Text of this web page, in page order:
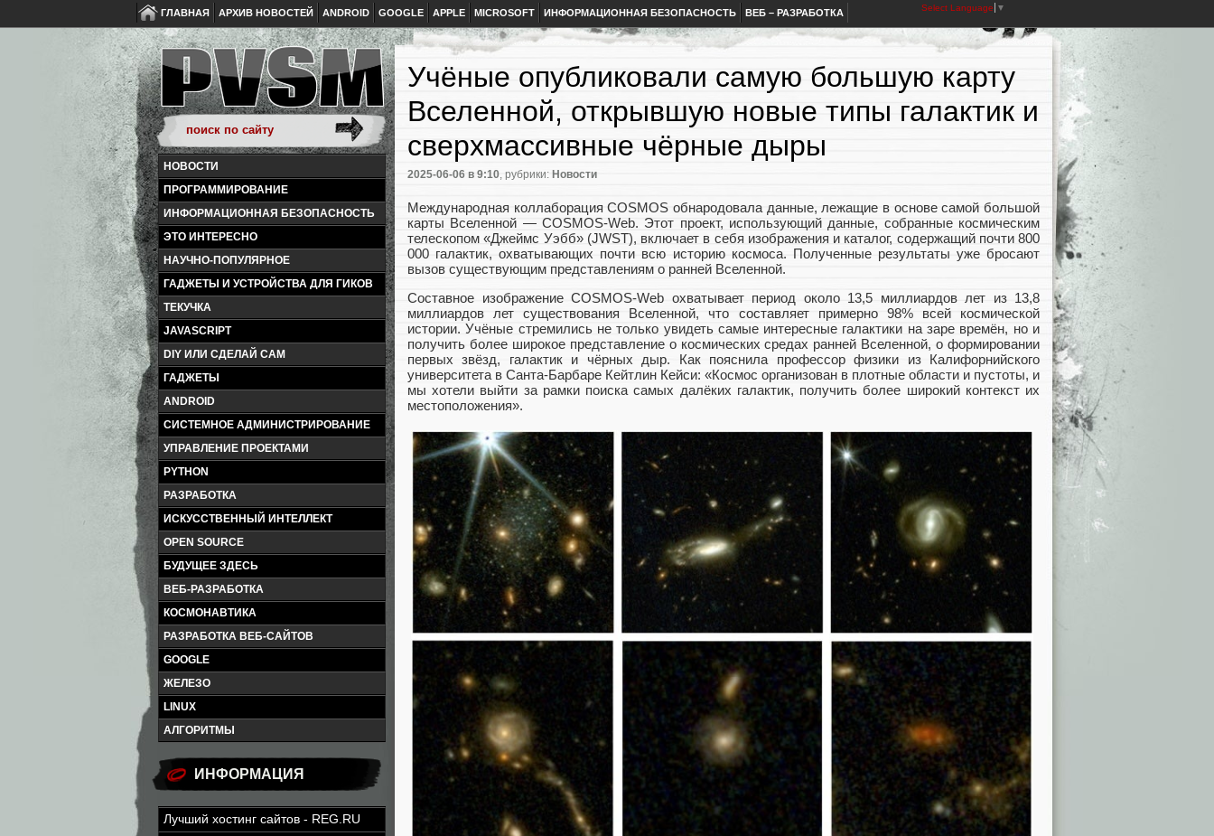
ГЛАВНАЯ АРХИВ НОВОСТЕЙ ANDROID GOOGLE APPLE MICROSOFT ИНФОРМАЦИОННАЯ БЕЗОПАСНОСТЬ ВЕБ – РАЗРАБОТКА Select Language ▼
НОВОСТИ
ПРОГРАММИРОВАНИЕ
ИНФОРМАЦИОННАЯ БЕЗОПАСНОСТЬ
ЭТО ИНТЕРЕСНО
НАУЧНО-ПОПУЛЯРНОЕ
ГАДЖЕТЫ И УСТРОЙСТВА ДЛЯ ГИКОВ
ТЕКУЧКА
JAVASCRIPT
DIY ИЛИ СДЕЛАЙ САМ
ГАДЖЕТЫ
ANDROID
СИСТЕМНОЕ АДМИНИСТРИРОВАНИЕ
УПРАВЛЕНИЕ ПРОЕКТАМИ
PYTHON
РАЗРАБОТКА
ИСКУССТВЕННЫЙ ИНТЕЛЛЕКТ
OPEN SOURCE
БУДУЩЕЕ ЗДЕСЬ
ВЕБ-РАЗРАБОТКА
КОСМОНАВТИКА
РАЗРАБОТКА ВЕБ-САЙТОВ
GOOGLE
ЖЕЛЕЗО
LINUX
АЛГОРИТМЫ
ИНФОРМАЦИЯ
Лучший хостинг сайтов - REG.RU
Учёные опубликовали самую большую карту
Вселенной, открывшую новые типы галактик и
сверхмассивные чёрные дыры
2025-06-06 в 9:10, рубрики: Новости
Международная коллаборация COSMOS обнародовала данные, лежащие в основе самой большой
карты Вселенной — COSMOS-Web. Этот проект, использующий данные, собранные космическим
телескопом «Джеймс Уэбб» (JWST), включает в себя изображения и каталог, содержащий почти 800
000 галактик, охватывающих почти всю историю космоса. Полученные результаты уже бросают
вызов существующим представлениям о ранней Вселенной.
Составное изображение COSMOS-Web охватывает период около 13,5 миллиардов лет из 13,8
миллиардов лет существования Вселенной, что составляет примерно 98% всей космической
истории. Учёные стремились не только увидеть самые интересные галактики на заре времён, но и
получить более широкое представление о космических средах ранней Вселенной, о формировании
первых звёзд, галактик и чёрных дыр. Как пояснила профессор физики из Калифорнийского
университета в Санта-Барбаре Кейтлин Кейси: «Космос организован в плотные области и пустоты, и
мы хотели выйти за рамки поиска самых далёких галактик, получить более широкий контекст их
местоположения».